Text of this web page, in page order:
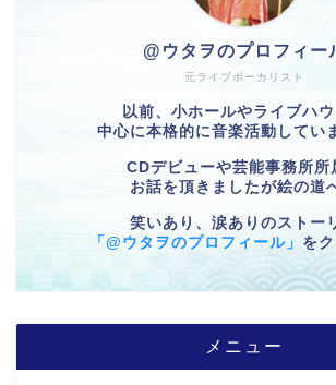
元ライブボーカリスト
@ウタヲのプロフィー
以前、小ホールやライブハ
中心に本格的に音楽活動してい
CDデビューや芸能事務所所
お話を頂きましたが絵の道
笑いあり、涙ありのストー
「@ウタヲのプロフィール」 を
メニュー